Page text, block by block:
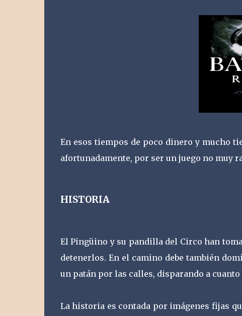
En esos tiempos de poco dinero y mucho
afortunadamente, por ser un juego no muy
HISTORIA
El Pingüino y su pandilla del Circo han
detenerlos. En el camino debe también
un patán por las calles, disparando a
La historia es contada por imágenes fijas